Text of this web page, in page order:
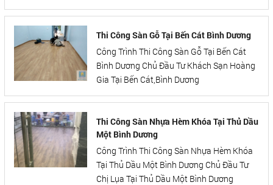
,Bình Dương
Thi Công Sàn Gỗ Tại Bến Cát Bình Dương
Công Trình Thi Công Sàn Gỗ Tại Bến Cát
Bình Dương Chủ Đầu Tư Khách Sạn Hoàng
Gia Tại Bến Cát,Bình Dương
Thi Công Sàn Nhựa Hèm Khóa Tại Thủ Dầu
Một Bình Dương
Công Trình Thi Công Sàn Nhựa Hèm Khóa
Tại Thủ Dầu Một Bình Dương Chủ Đầu Tư
Chị Lụa Tại Thủ Dầu Một Bình Dương